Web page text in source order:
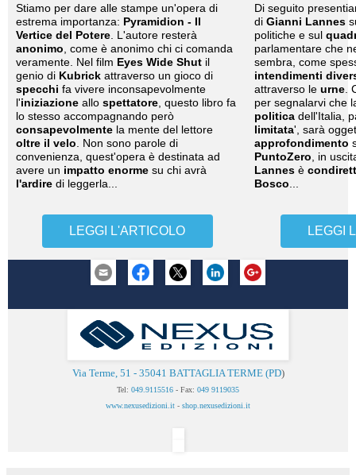
Stiamo per dare alle stampe un'opera di
estrema importanza: Pyramidion - Il
Vertice del Potere . L'autore resterà
anonimo , come è anonimo chi ci comanda
veramente. Nel film Eyes Wide Shut il
genio di Kubrick attraverso un gioco di
specchi fa vivere inconsapevolmente
l'iniziazione allo spettatore , questo libro fa
lo stesso accompagnando però
consapevolmente la mente del lettore
oltre il velo . Non sono parole di
convenienza, quest'opera è destinata ad
avere un impatto enorme su chi avrà
l'ardire di leggerla...
Di seguito
di Gianni Lannes
politiche e sul
parlamentare che
sembra, come
intendimenti
attraverso le urne
per segnalarvi che
politica dell'Italia,
limitata', sarà
approfondimento
PuntoZero , in
Lannes è
Bosco
LEGGI L'ARTICOLO LEGGI
Via Terme, 51 - 35041 BATTAGLIA TERME (PD)
Tel: 049.9115516 - Fax: 049 9119035
www.nexusedizioni.it - shop.nexusedizioni.it